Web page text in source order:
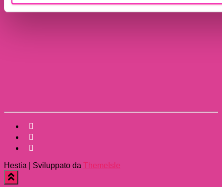
Hestia | Sviluppato da ThemeIsle